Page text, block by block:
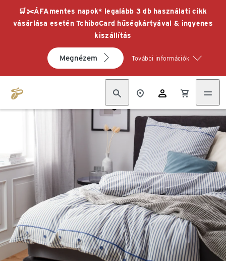
🛒✂️ÁFAmentes napok* legalább 3 db használati cikk
vásárlása esetén TchiboCard hűségkártyával & ingyenes
kiszállítás
Megnézem További információk